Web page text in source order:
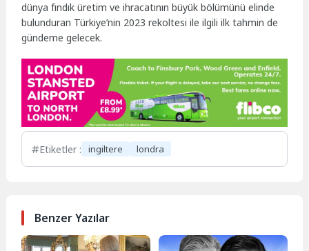
dünya fındık üretim ve ihracatının büyük bölümünü elinde
bulunduran Türkiye’nin 2023 rekoltesi ile ilgili ilk tahmin de
gündeme gelecek.
Etiketler : ingiltere londra
Benzer Yazılar